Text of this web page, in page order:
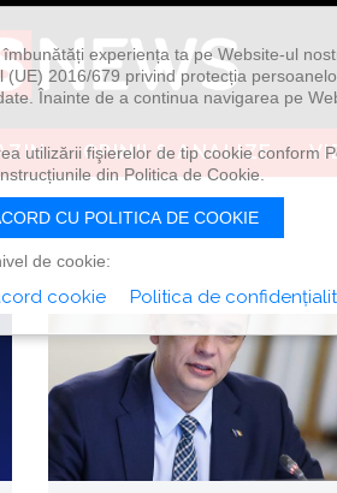
OPINII & ANALIZE
experiența ta pe Website-ul
2016/679 privind protecția
Înainte de a continua navigarea pe
utilizării fişierelor de tip cookie conform
din Politica de Cookie.
CU POLITICA DE COOKIE
de cookie:
cookie Politica de